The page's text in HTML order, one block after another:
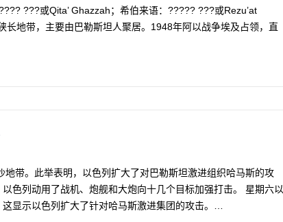
???或Qita’ Ghazzah；希伯来语：????? ???或Rezu’at
长地带，主要由巴勒斯坦人聚居。1948年阿以战争埃及占领，直
带。此举表明，以色列扩大了对巴勒斯坦激进组织哈马斯的攻
色列动用了战机、炮舰和大炮向十几个目标加强打击。 星期六以
显示以色列扩大了针对哈马斯激进集团的攻击。…